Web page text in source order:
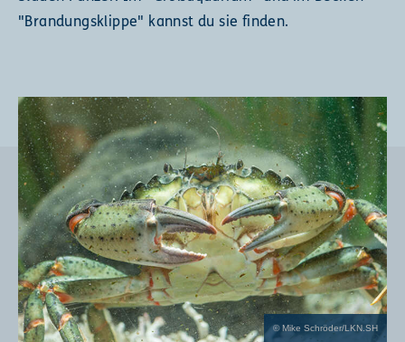
"Brandungsklippe" kannst du sie finden.
© Mike Schröder/LKN.SH